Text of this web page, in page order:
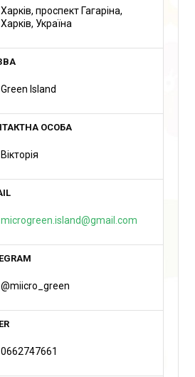
Харків, проспект Гагаріна,
Харків, Україна
Green Island
Вікторія
microgreen.island@gmail.com
@miicro_green
0662747661